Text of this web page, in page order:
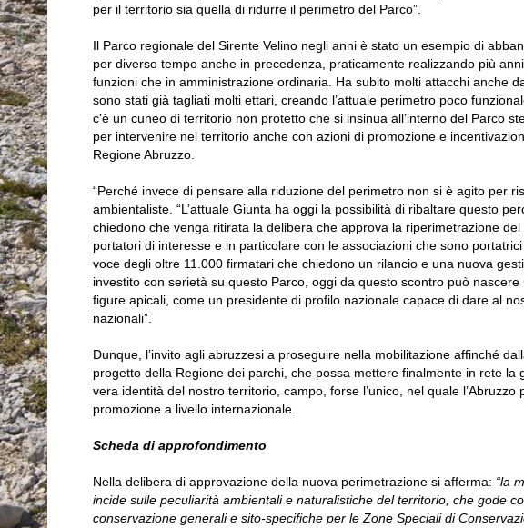
per il territorio sia quella di ridurre il perimetro del Parco”.
Il Parco regionale del Sirente Velino negli anni è stato un esempio di
per diverso tempo anche in precedenza, praticamente realizzando più
funzioni che in amministrazione ordinaria. Ha subito molti attacchi anche
sono stati già tagliati molti ettari, creando l’attuale perimetro poco
c’è un cuneo di territorio non protetto che si insinua all’interno del Parco
per intervenire nel territorio anche con azioni di promozione e
Regione Abruzzo.
“Perché invece di pensare alla riduzione del perimetro non si è agito per
ambientaliste. “L’attuale Giunta ha oggi la possibilità di ribaltare questo
chiedono che venga ritirata la delibera che approva la riperimetrazione
portatori di interesse e in particolare con le associazioni che sono
voce degli oltre 11.000 firmatari che chiedono un rilancio e una nuova
investito con serietà su questo Parco, oggi da questo scontro può
figure apicali, come un presidente di profilo nazionale capace di dare al
nazionali”.
Dunque, l’invito agli abruzzesi a proseguire nella mobilitazione affinché
progetto della Regione dei parchi, che possa mettere finalmente in rete
vera identità del nostro territorio, campo, forse l’unico, nel quale
promozione a livello internazionale.
Scheda di approfondimento
Nella delibera di approvazione della nuova perimetrazione si afferma: “la
incide sulle peculiarità ambientali e naturalistiche del territorio, che gode
conservazione generali e sito-specifiche per le Zone Speciali di